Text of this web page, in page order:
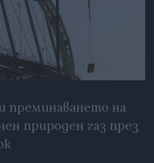
преминаването на
природен газ през